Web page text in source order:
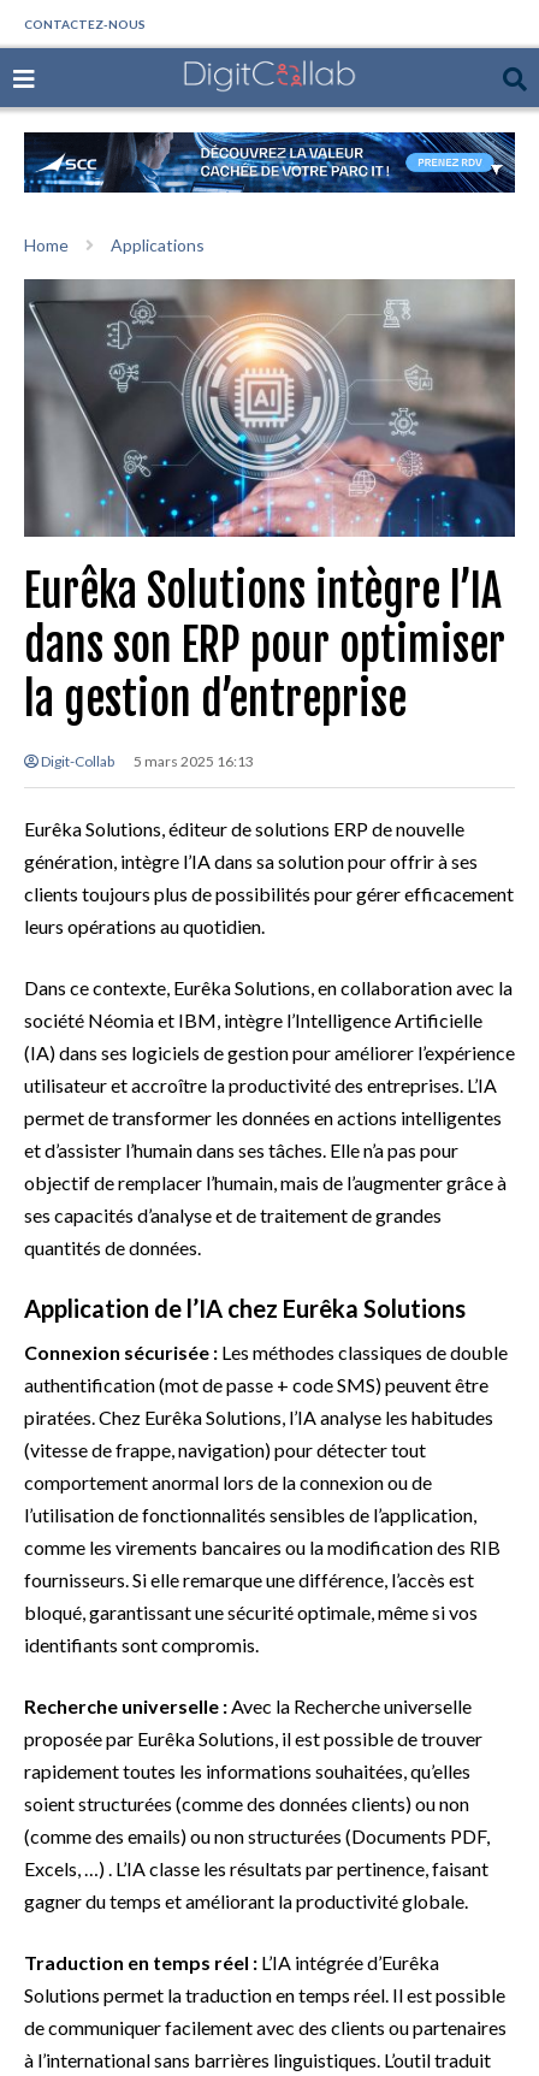
CONTACTEZ-NOUS
Home Applications
Eurêka Solutions intègre l’IA
dans son ERP pour optimiser
la gestion d’entreprise
Digit-Collab 5 mars 2025 16:13
Eurêka Solutions, éditeur de solutions ERP de nouvelle
génération, intègre l’IA dans sa solution pour offrir à ses
clients toujours plus de possibilités pour gérer efficacement
leurs opérations au quotidien.
Dans ce contexte, Eurêka Solutions, en collaboration avec la
société Néomia et IBM, intègre l’Intelligence Artificielle
(IA) dans ses logiciels de gestion pour améliorer l’expérience
utilisateur et accroître la productivité des entreprises. L’IA
permet de transformer les données en actions intelligentes
et d’assister l’humain dans ses tâches. Elle n’a pas pour
objectif de remplacer l’humain, mais de l’augmenter grâce à
ses capacités d’analyse et de traitement de grandes
quantités de données.
Application de l’IA chez Eurêka Solutions
Connexion sécurisée : Les méthodes classiques de double
authentification (mot de passe + code SMS) peuvent être
piratées. Chez Eurêka Solutions, l’IA analyse les habitudes
(vitesse de frappe, navigation) pour détecter tout
comportement anormal lors de la connexion ou de
l’utilisation de fonctionnalités sensibles de l’application,
comme les virements bancaires ou la modification des RIB
fournisseurs. Si elle remarque une différence, l’accès est
bloqué, garantissant une sécurité optimale, même si vos
identifiants sont compromis.
Recherche universelle :Avec la Recherche universelle
proposée par Eurêka Solutions, il est possible de trouver
rapidement toutes les informations souhaitées, qu’elles
soient structurées (comme des données clients) ou non
(comme des emails) ou non structurées (Documents PDF,
Excels, …) . L’IA classe les résultats par pertinence, faisant
gagner du temps et améliorant la productivité globale.
Traduction en temps réel : L’IA intégrée d’Eurêka
Solutions permet la traduction en temps réel. Il est possible
de communiquer facilement avec des clients ou partenaires
à l’international sans barrières linguistiques. L’outil traduit